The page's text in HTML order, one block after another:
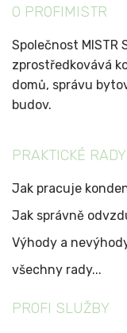
O PROFIMISTR
Společnost MISTR
zprostředkovává
domů, správu
budov.
PRAKTICKÉ RADY
Jak pracuje
Jak správně
Výhody a
všechny rady...
PROFI SLUŽBY